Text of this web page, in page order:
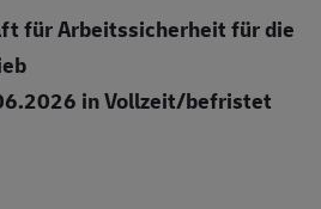
für Arbeitssicherheit für die
in Vollzeit/befristet